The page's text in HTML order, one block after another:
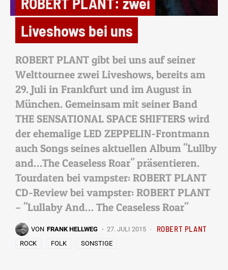
Liveshows bei uns
ROBERT PLANT gibt bei uns auf seiner
Welttournee zwei Liveshows, bereits am
29. Juli in Frankfurt und im August in
München. Gemeinsam mit seiner Band
THE SENSATIONAL SPACE SHIFTERS wird
der ehemalige LED ZEPPELIN-Frontmann
auch Songs seines aktuellen Album "Lullby
and…The Ceaseless Roar" präsentieren.
Tourdaten bei vampster: ROBERT PLANT
CD-Review bei vampster: ROBERT PLANT
– "Lullaby And… The Ceaseless Roar"
VON FRANK HELLWEG 27. JULI 2015 ROBERT PLANT
ROCK FOLK SONSTIGE